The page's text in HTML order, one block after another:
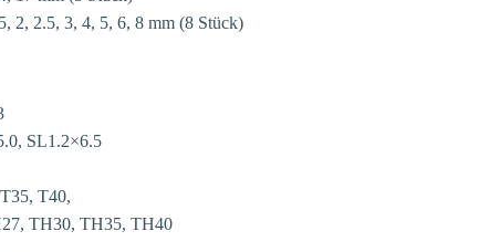
2, 2.5, 3, 4, 5, 6, 8 mm (8 Stück)
SL1.2×6.5
T40,
TH30, TH35, TH40